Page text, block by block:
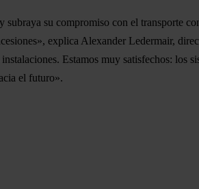
su compromiso con el transporte
explica Alexander Ledermair,
Estamos muy satisfechos: los
el futuro».